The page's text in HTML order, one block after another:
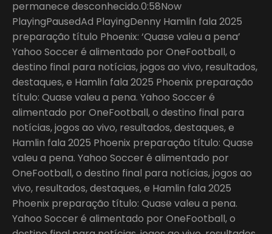
permanece desconhecido.0:58Now
PlayingPausedAd PlayingDenny Hamlin fala 2025
preparação título Phoenix: ‘Quase valeu a pena’
Yahoo Soccer é alimentado por OneFootball, o
destino final para notícias, jogos ao vivo, resultados,
destaques, e Hamlin fala 2025 Phoenix preparação
título: Quase valeu a pena. Yahoo Soccer é
alimentado por OneFootball, o destino final para
notícias, jogos ao vivo, resultados, destaques, e
Hamlin fala 2025 Phoenix preparação título: Quase
valeu a pena. Yahoo Soccer é alimentado por
OneFootball, o destino final para notícias, jogos ao
vivo, resultados, destaques, e Hamlin fala 2025
Phoenix preparação título: Quase valeu a pena.
Yahoo Soccer é alimentado por OneFootball, o